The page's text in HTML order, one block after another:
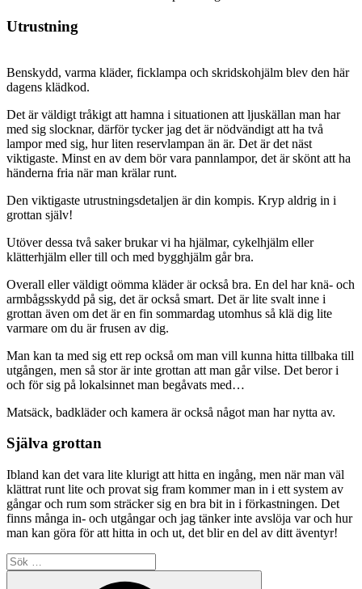
Utrustning
Benskydd, varma kläder, ficklampa och skridskohjälm blev den här
dagens klädkod.
Det är väldigt tråkigt att hamna i situationen att ljuskällan man har
med sig slocknar, därför tycker jag det är nödvändigt att ha två
lampor med sig, hur liten reservlampan än är. Det är det näst
viktigaste. Minst en av dem bör vara pannlampor, det är skönt att ha
händerna fria när man krälar runt.
Den viktigaste utrustningsdetaljen är din kompis. Kryp aldrig in i
grottan själv!
Utöver dessa två saker brukar vi ha hjälmar, cykelhjälm eller
klätterhjälm eller till och med bygghjälm går bra.
Overall eller väldigt oömma kläder är också bra. En del har knä- och
armbågsskydd på sig, det är också smart. Det är lite svalt inne i
grottan även om det är en fin sommardag utomhus så klä dig lite
varmare om du är frusen av dig.
Man kan ta med sig ett rep också om man vill kunna hitta tillbaka till
utgången, men så stor är inte grottan att man går vilse. Det beror i
och för sig på lokalsinnet man begåvats med…
Matsäck, badkläder och kamera är också något man har nytta av.
Själva grottan
Ibland kan det vara lite klurigt att hitta en ingång, men när man väl
klättrat runt lite och provat sig fram kommer man in i ett system av
gångar och rum som sträcker sig en bra bit in i förkastningen. Det
finns många in- och utgångar och jag tänker inte avslöja var och hur
man kan göra för att hitta in och ut, det blir en del av ditt äventyr!
Sök
efter: